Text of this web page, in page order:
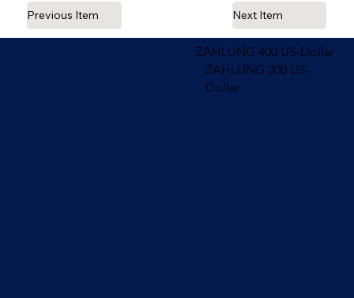
Previous Item Next Item
ZAHLUNG 400 US-Dollar
ZAHLUNG 200 US-
Dollar